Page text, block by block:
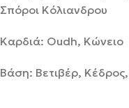
Σπόροι Κόλιανδρου
Καρδιά: Oudh, Κώνειο
Βάση: Βετιβέρ,